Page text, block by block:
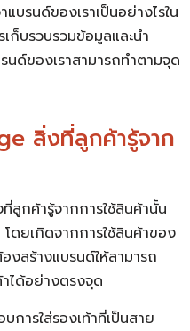
บรนด์ของเราเป็นอย่างไรใน
ก็บรวบรวมข้อมูลและนำ
นด์ของเราสามารถทำตามจุด
สิ่งที่ลูกค้ารู้จาก
กค้ารู้จากการใช้สินค้านั้น
ดยเกิดจากการใช้สินค้าของ
องสร้างแบรนด์ให้สามารถ
ได้อย่างตรงจุด
การใส่รองเท้าที่เป็นสาย